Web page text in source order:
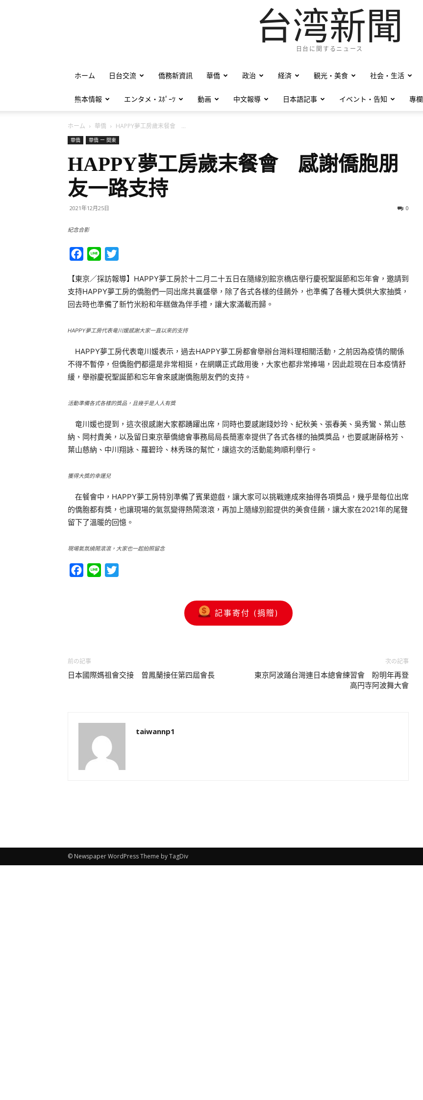
台湾新聞
日台に関するニュース
ホーム 日台交流 僑務新資訊 華僑 政治 経済 観光・美食 社会・生活
熊本情報 エンタメ・ｽﾎﾟｰﾂ 動画 中文報導 日本語記事 イベント・告知 專欄
ホーム 華僑 HAPPY夢工房歲末餐會 ...
華僑 華僑 ー 関東
HAPPY夢工房歲末餐會 感謝僑胞朋
友一路支持
2021年12月25日 0
紀念合影
Facebook
Line
【東京／採訪報導】HAPPY夢工房於十二月二十五日在隨緣別館京橋店舉行慶祝聖誕節和忘年會，邀請到
支持HAPPY夢工房的僑胞們一同出席共襄盛舉，除了各式各樣的佳餚外，也準備了各種大獎供大家抽獎，
回去時也準備了新竹米粉和年糕做為伴手禮，讓大家滿載而歸。
HAPPY夢工房代表竜川媛感謝大家一直以來的支持
HAPPY夢工房代表竜川媛表示，過去HAPPY夢工房都會舉辦台灣料理相關活動，之前因為疫情的關係
不得不暫停，但僑胞們都還是非常相挺，在網購正式啟用後，大家也都非常捧場，因此趁現在日本疫情舒
緩，舉辦慶祝聖誕節和忘年會來感謝僑胞朋友們的支持。
活動準備各式各樣的獎品，且幾乎是人人有獎
竜川媛也提到，這次很感謝大家都踴躍出席，同時也要感謝錢妙玲、紀秋美、張春美、吳秀鸞、葉山慈
納、岡村貴美，以及留日東京華僑總會事務局局長簡憲幸提供了各式各樣的抽獎獎品，也要感謝薛格芳、
葉山慈納、中川翔詠、羅碧玲、林秀珠的幫忙，讓這次的活動能夠順利舉行。
獲得大獎的幸運兒
在餐會中，HAPPY夢工房特別準備了賓果遊戲，讓大家可以挑戰連成來抽得各項獎品，幾乎是每位出席
的僑胞都有獎，也讓現場的氣氛變得熱鬧滾滾，再加上隨緣別館提供的美食佳餚，讓大家在2021年的尾聲
留下了溫暖的回憶。
現場氣氛繞鬧滾滾，大家也一起拍照留念
Facebook
Line
記事寄付 (捐贈)
前の記事
日本國際媽祖會交接 曾鳳蘭接任第四屆會長
次の記事
東京阿波踊台灣連日本總會練習會 盼明年再登
高円寺阿波舞大會
taiwannp1
© Newspaper WordPress Theme by TagDiv